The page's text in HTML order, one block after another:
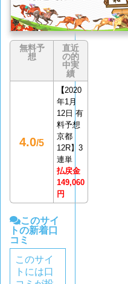
無料予
想
直近
の的
中実
績
4.0/5
【2020
年1月
12日 有
料予想
京都
12R】3
連単
払戻金
149,060
円
このサイ
トの新着口
コミ
このサイ
トには口